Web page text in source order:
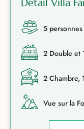
Détail Villa
5
2 Double et
2 Chambre,
Vue sur la